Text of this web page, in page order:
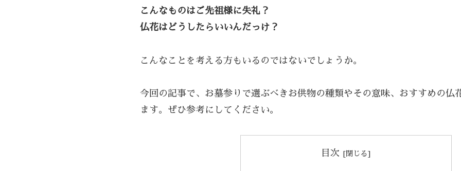
こんなものはご先祖様に失礼？
仏花はどうしたらいいんだっけ？
こんなことを考える方もいるのではないでしょうか。
今回の記事で、お墓参りで選ぶべきお供物の種類やその意味、おすすめの仏
ます。ぜひ参考にしてください。
目次